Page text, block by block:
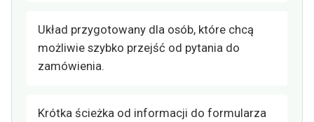
Układ przygotowany dla osób, które chcą
możliwie szybko przejść od pytania do
zamówienia.
Krótka ścieżka od informacji do formularza